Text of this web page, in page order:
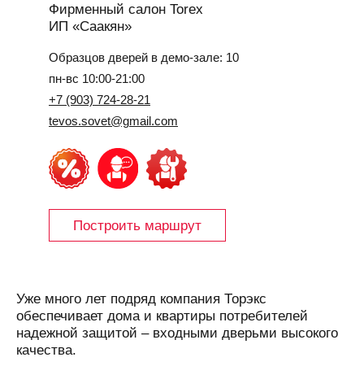
Фирменный салон Torex
ИП «Саакян»
Образцов дверей в демо-зале: 10
пн-вс 10:00-21:00
+7 (903) 724-28-21
tevos.sovet@gmail.com
Построить маршрут
Уже много лет подряд компания Торэкс
обеспечивает дома и квартиры потребителей
надежной защитой – входными дверьми высокого
качества.